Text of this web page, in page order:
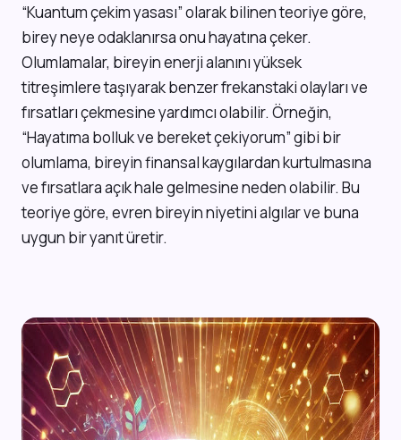
“Kuantum çekim yasası” olarak bilinen teoriye göre,
birey neye odaklanırsa onu hayatına çeker.
Olumlamalar, bireyin enerji alanını yüksek
titreşimlere taşıyarak benzer frekanstaki olayları ve
fırsatları çekmesine yardımcı olabilir. Örneğin,
“Hayatıma bolluk ve bereket çekiyorum” gibi bir
olumlama, bireyin finansal kaygılardan kurtulmasına
ve fırsatlara açık hale gelmesine neden olabilir. Bu
teoriye göre, evren bireyin niyetini algılar ve buna
uygun bir yanıt üretir.